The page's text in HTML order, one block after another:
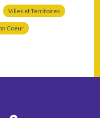
Villes et Territoires
Coeur